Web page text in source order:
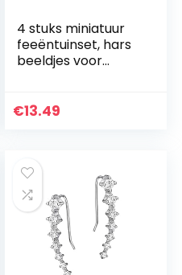
4 stuks miniatuur
feeëntuinset, hars
beeldjes voor
miniatuur
€13.49